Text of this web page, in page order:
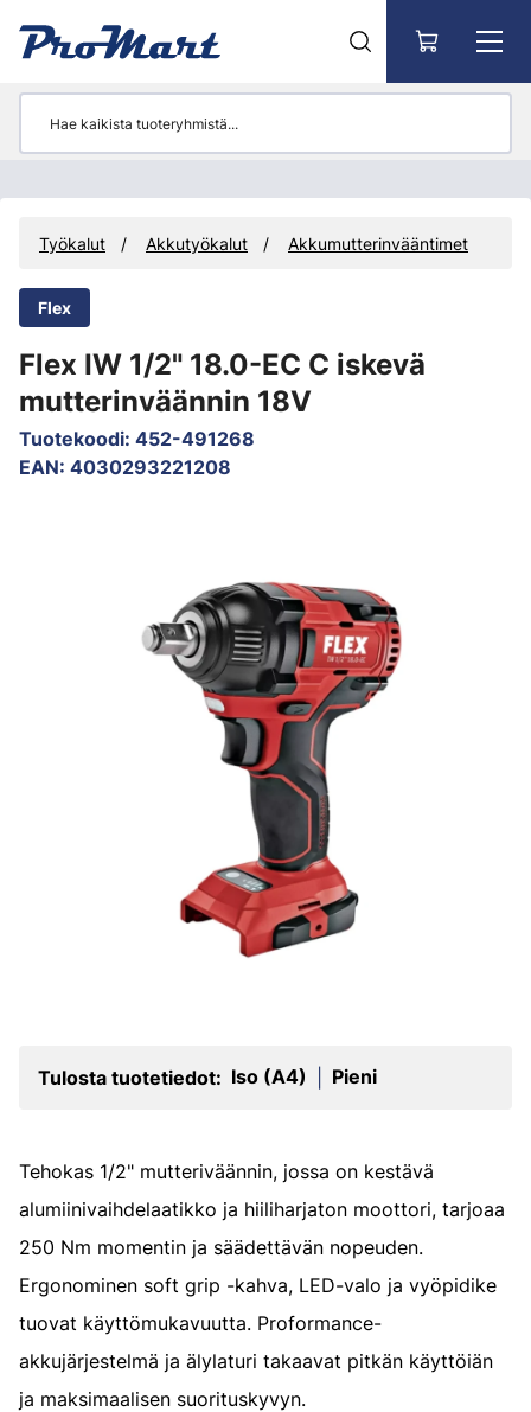
Työkalut Akkutyökalut Akkumutterinvääntimet
Flex
Flex IW 1/2" 18.0-EC C iskevä
mutterinväännin 18V
Tuotekoodi: 452-491268
EAN: 4030293221208
Tulosta tuotetiedot: Iso (A4) Pieni
Tehokas 1/2" mutteriväännin, jossa on kestävä
alumiinivaihdelaatikko ja hiiliharjaton moottori, tarjoaa
250 Nm momentin ja säädettävän nopeuden.
Ergonominen soft grip -kahva, LED-valo ja vyöpidike
tuovat käyttömukavuutta. Proformance-
akkujärjestelmä ja älylaturi takaavat pitkän käyttöiän
ja maksimaalisen suorituskyvyn.